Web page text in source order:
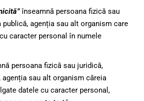
înseamnă persoana fizică sau
agenția sau alt organism care
caracter personal în numele
persoana fizică sau juridică,
sau alt organism căreia
datele cu caracter personal,